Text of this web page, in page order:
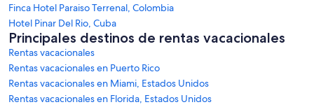
Finca Hotel Paraiso Terrenal, Colombia
Hotel Pinar Del Rio, Cuba
Principales destinos de rentas vacacionales
Rentas vacacionales
Rentas vacacionales en Puerto Rico
Rentas vacacionales en Miami, Estados Unidos
Rentas vacacionales en Florida, Estados Unidos